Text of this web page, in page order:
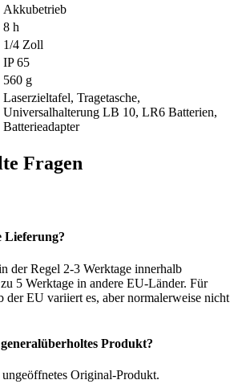
Akkubetrieb
8 h
1/4 Zoll
IP 65
560 g
Laserzieltafel, Tragetasche,
Universalhalterung LB 10, LR6 Batterien,
Batterieadapter
Fragen
Lieferung?
der Regel 2-3 Werktage innerhalb
5 Werktage in andere EU-Länder. Für
der EU variiert es, aber normalerweise nicht
Produkt?
ungeöffnetes Original-Produkt.